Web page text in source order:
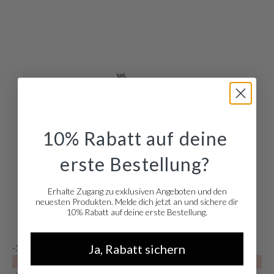
-30%
10% Rabatt auf deine
erste Bestellung?
Erhalte Zugang zu exklusiven Angeboten und den
neuesten Produkten. Melde dich jetzt an und sichere dir
10% Rabatt auf deine erste Bestellung.
Ja, Rabatt sichern